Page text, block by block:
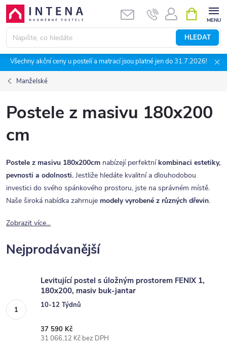
Přejít
obsah
HLEDAT
NÁKUPNÍ
KOŠÍK
Všechny akční ceny u postelí a matrací jsou platné jen do 31.7.2026!
Manželské
Postele z masivu 180x200
cm
Postele z masivu 180x200cm nabízejí perfektní kombinaci estetiky,
pevnosti a odolnosti. Jestliže hledáte kvalitní a dlouhodobou
investici do svého spánkového prostoru, jste na správném místě.
Naše široká nabídka zahrnuje modely vyrobené z různých dřevin.
Zobrazit více...
Nejprodávanější
Levitující postel s úložným prostorem FENIX 1,
180x200, masiv buk-jantar
10-12 Týdnů
37 590 Kč
31 066,12 Kč bez DPH